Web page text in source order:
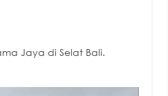
Jaya di Selat Bali.